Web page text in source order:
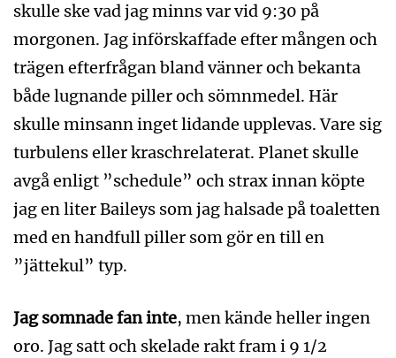
skulle ske vad jag minns var vid 9:30 på
morgonen. Jag införskaffade efter mången och
trägen efterfrågan bland vänner och bekanta
både lugnande piller och sömnmedel. Här
skulle minsann inget lidande upplevas. Vare sig
turbulens eller kraschrelaterat. Planet skulle
avgå enligt ”schedule” och strax innan köpte
jag en liter Baileys som jag halsade på toaletten
med en handfull piller som gör en till en
”jättekul” typ.
Jag somnade fan inte, men kände heller ingen
oro. Jag satt och skelade rakt fram i 9 1/2